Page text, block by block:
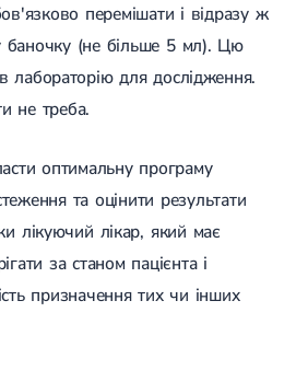
перемішати і відразу ж
баночку (не більше 5 мл). Цю
лабораторію для дослідження.
не треба.
оптимальну програму
та оцінити результати
лікуючий лікар, який має
за станом пацієнта і
призначення тих чи інших